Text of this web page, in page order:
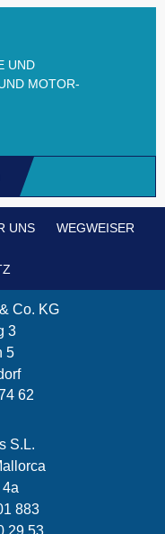
UND
MOTOR-
UNS WEGWEISER
Co. KG
3
5
62
S.L.
883
29 53